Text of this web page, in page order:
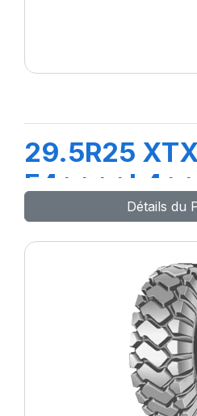
29.5R25
Détails du